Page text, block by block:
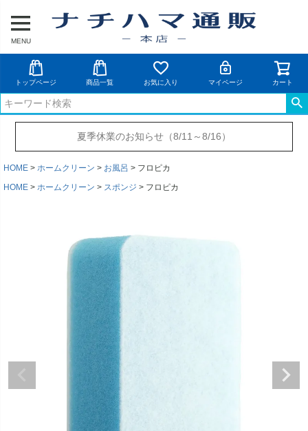
MENU
トップページ 商品一覧 お気に入り マイページ カート
夏季休業のお知らせ（8/11～8/16）
HOME ホームクリーン お風呂
フロピカ
HOME
ホームクリーン スポンジ フロピカ